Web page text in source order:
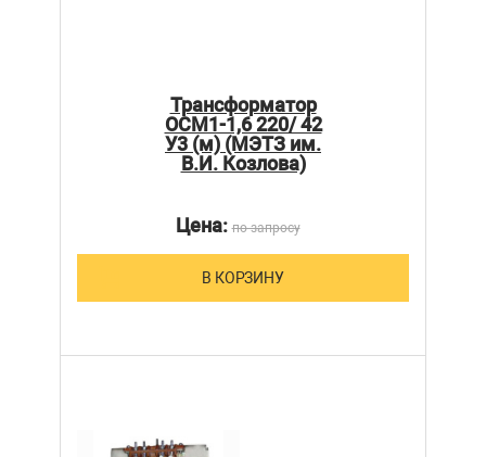
Трансформатор
ОСМ1-1,6 220/ 42
У3 (м) (МЭТЗ им.
В.И. Козлова)
Цена:по запросу
В КОРЗИНУ